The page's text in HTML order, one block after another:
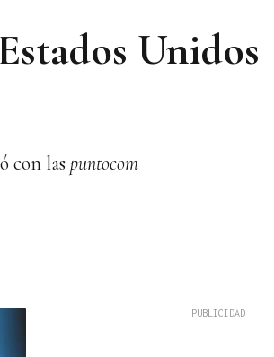
Unidos
con laspuntocom